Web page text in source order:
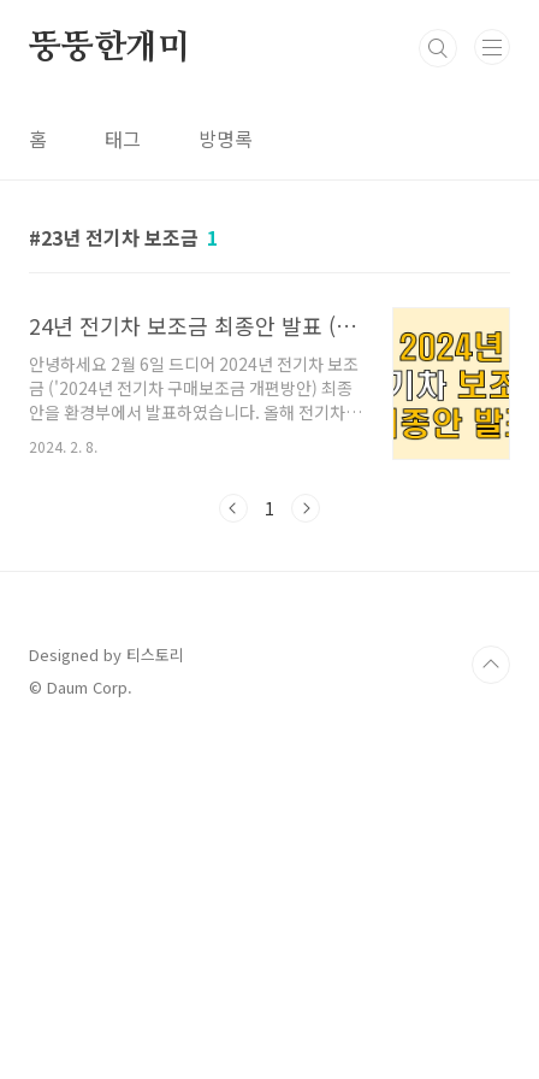
뚱뚱한개미
홈 태그 방명록
23년 전기차 보조금 1
24년 전기차 보조금 최종안 발표 (국고 보조금편)
안녕하세요 2월 6일 드디어 2024년 전기차 보조
금 ('2024년 전기차 구매보조금 개편방안) 최종
안을 환경부에서 발표하였습니다. 올해 전기차를
구매하실 예정이셨던 분들께서는 이번 보조금 발
표를 정말 많이 기다리셨을텐데요. 사실 지난번
2024년의 전기차 보조금을 2023년 과 비교하여
큰 도움이 되실거라 믿습니다. ㅎㅎ 23년 전기차
보조금과 24년 전기차 보조금 (국고 보조금편)
23년 전기차 보조금과 24년 전기차 보조금..
2024. 2. 8.
1
Designed by 티스토리
© Daum Corp.